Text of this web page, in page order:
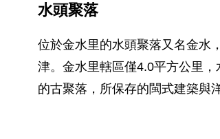
水頭聚落
位於金水里的水頭聚落又名金水
津。金水里轄區僅4.0平方公里
的古聚落，所保存的閩式建築與